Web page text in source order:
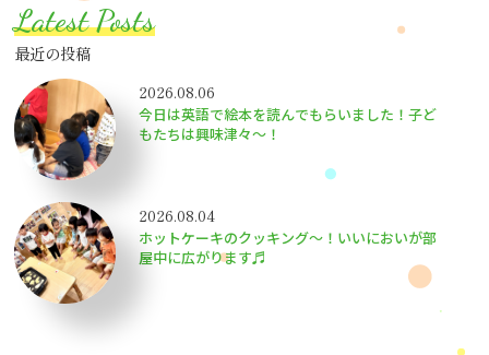
Latest Posts
最近の投稿
2026.08.06
今日は英語で絵本を読んでもらいました！子ど
もたちは興味津々〜！
2026.08.04
ホットケーキのクッキング～！いいにおいが部
屋中に広がります♬